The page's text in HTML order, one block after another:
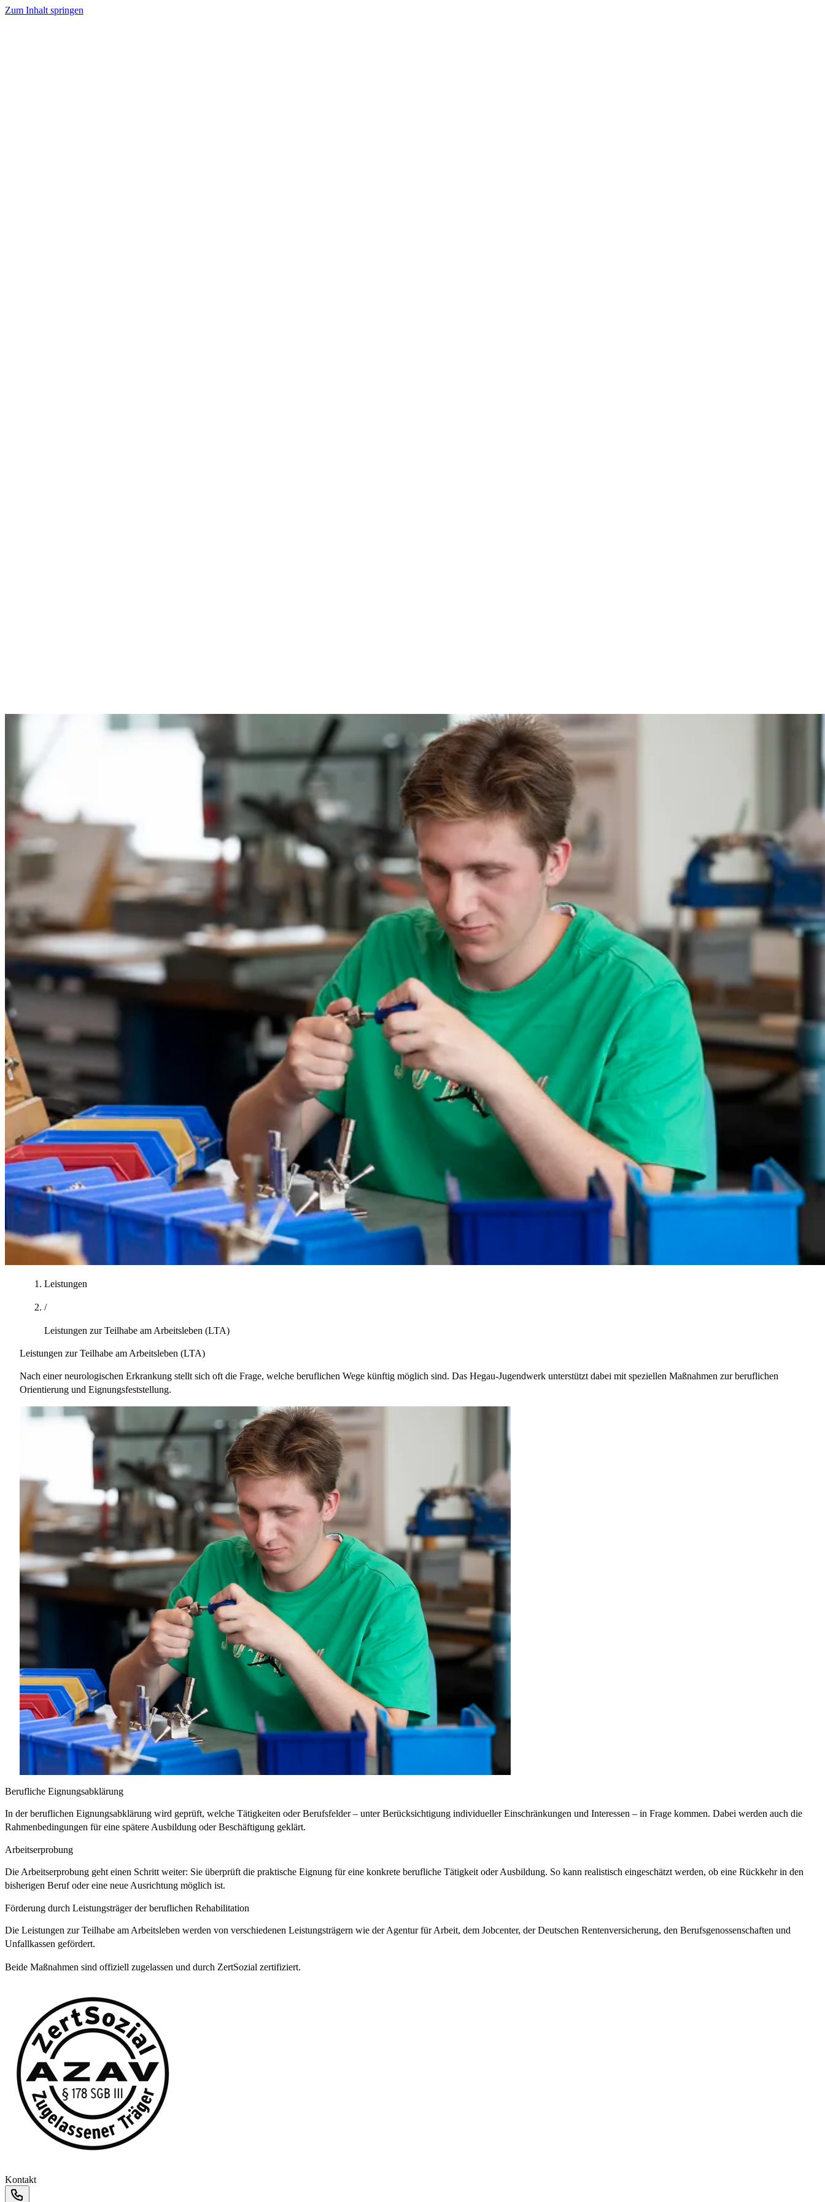
Zum Inhalt springen
Leistungen
/
Leistungen zur Teilhabe am Arbeitsleben (LTA)
Leistungen zur Teilhabe am Arbeitsleben (LTA)
Nach einer neurologischen Erkrankung stellt sich oft die Frage, welche beruflichen Wege künftig möglich sind. Das Hegau-Jugendwerk unterstützt dabei mit speziellen Maßnahmen zur beruflichen
Orientierung und Eignungsfeststellung.
Berufliche Eignungsabklärung
In der beruflichen Eignungsabklärung wird geprüft, welche Tätigkeiten oder Berufsfelder – unter Berücksichtigung individueller Einschränkungen und Interessen – in Frage kommen. Dabei werden auch die
Rahmenbedingungen für eine spätere Ausbildung oder Beschäftigung geklärt.
Arbeitserprobung
Die Arbeitserprobung geht einen Schritt weiter: Sie überprüft die praktische Eignung für eine konkrete berufliche Tätigkeit oder Ausbildung. So kann realistisch eingeschätzt werden, ob eine Rückkehr in den
bisherigen Beruf oder eine neue Ausrichtung möglich ist.
Förderung durch Leistungsträger der beruflichen Rehabilitation
Die Leistungen zur Teilhabe am Arbeitsleben werden von verschiedenen Leistungsträgern wie der Agentur für Arbeit, dem Jobcenter, der Deutschen Rentenversicherung, den Berufsgenossenschaften und
Unfallkassen gefördert.
Beide Maßnahmen sind offiziell zugelassen und durch ZertSozial zertifiziert.
Kontakt